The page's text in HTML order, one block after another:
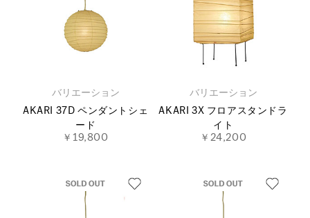
バリエーション
AKARI 37D ペンダントシェ
ード
￥19,800
バリエーション
AKARI 3X フロアスタンドラ
イト
￥24,200